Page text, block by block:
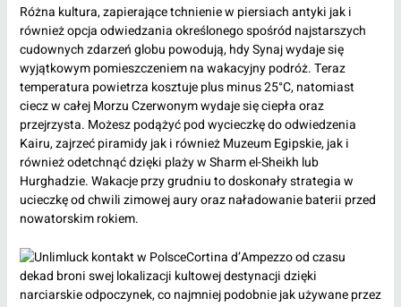
Różna kultura, zapierające tchnienie w piersiach antyki jak i
również opcja odwiedzania określonego spośród najstarszych
cudownych zdarzeń globu powodują, hdy Synaj wydaje się
wyjątkowym pomieszczeniem na wakacyjny podróż. Teraz
temperatura powietrza kosztuje plus minus 25°C, natomiast
ciecz w całej Morzu Czerwonym wydaje się ciepła oraz
przejrzysta. Możesz podążyć pod wycieczkę do odwiedzenia
Kairu, zajrzeć piramidy jak i również Muzeum Egipskie, jak i
również odetchnąć dzięki plaży w Sharm el-Sheikh lub
Hurghadzie. Wakacje przy grudniu to doskonały strategia w
ucieczkę od chwili zimowej aury oraz naładowanie baterii przed
nowatorskim rokiem.
Cortina d’Ampezzo od czasu
dekad broni swej lokalizacji kultowej destynacji dzięki
narciarskie odpoczynek, co najmniej podobnie jak używane przez